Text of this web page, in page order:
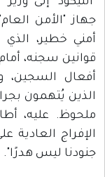
جهاز "الأمن
أمني خطير،
قوانين سجنه،
أفعال
الذين يُتهمون
ملحوظ. عليه،
الإفراج العادية
جنودنا ليس هدرًا".